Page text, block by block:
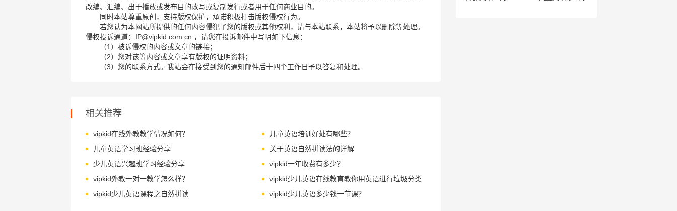
改编、汇编、出于播放或发布目的改写或复制发行或者用于任何商业目的。
同时本站尊重原创，支持版权保护，承诺积极打击版权侵权行为。
若您认为本网站所提供的任何内容侵犯了您的版权或其他权利，请与本站联系，本站将予以删除等处理。
侵权投诉通道：IP@vipkid.com.cn ，请您在投诉邮件中写明如下信息：
（1）被诉侵权的内容或文章的链接；
（2）您对该等内容或文章享有版权的证明资料；
（3）您的联系方式。我站会在接受到您的通知邮件后十四个工作日予以答复和处理。
相关推荐
vipkid在线外教教学情况如何？
儿童英语培训好处有哪些？
儿童英语学习班经验分享
关于英语自然拼读法的详解
少儿英语兴趣班学习经验分享
vipkid一年收费有多少？
vipkid外教一对一教学怎么样？
vipkid少儿英语在线教育教你用英语进行垃圾分类
vipkid少儿英语课程之自然拼读
vipkid少儿英语多少钱一节课？